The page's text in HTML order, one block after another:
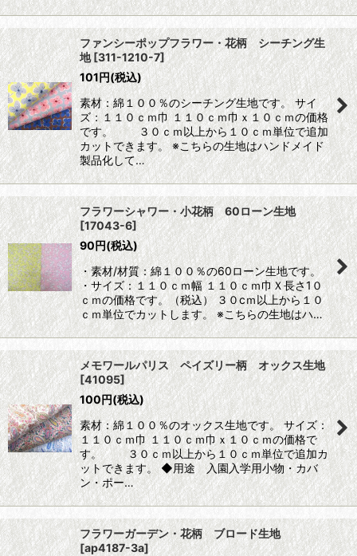
ファンシーポップフラワー・花柄 シーチング生
地[311-1210-7]
101円(税込)
素材：綿１００％のシーチング生地です。 サイ
ズ：１１０ｃｍ巾 １１０ｃｍ巾ｘ１０ｃｍの価格
です。 ３０ｃｍ以上から１０ｃｍ単位で追加
カットできます。 ※こちらの生地はハンドメイド
製品化して…
フラワーシャワー・小花柄 60ローン生地
[17043-6]
90円(税込)
・素材/材質：綿１００％の60ローン生地です。
・サイズ：１１０ｃｍ幅 １１０ｃｍ巾Ｘ長さ1０
ｃｍの価格です。（税込） ３０cｍ以上から１０
ｃｍ単位でカットします。 ※こちらの生地はハ…
メモワールパリス ペイズリー柄 オックス生地
[41095]
100円(税込)
素材：綿１００％のオックス生地です。 サイズ：
１１０ｃｍ巾 １１０ｃｍ巾ｘ１０ｃｍの価格で
す。 ３０ｃｍ以上から１０ｃｍ単位で追加カ
ットできます。 ◆用途 入園入学用小物・カバ
ン・ポー…
フラワーガーデン・花柄 ブロード生地
[ap4187-3a]